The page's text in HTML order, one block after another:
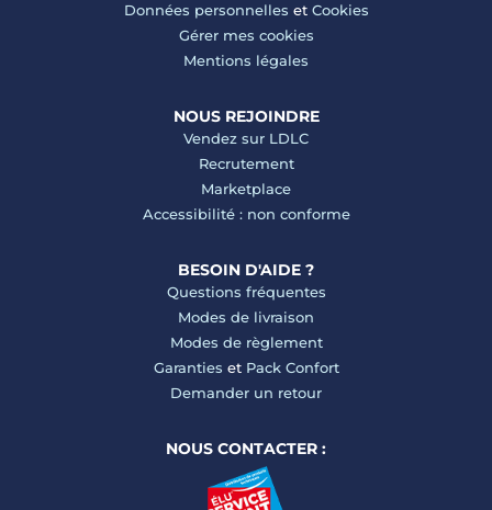
Données personnelles et Cookies
Gérer mes cookies
Mentions légales
NOUS REJOINDRE
Vendez sur LDLC
Recrutement
Marketplace
Accessibilité : non conforme
BESOIN D'AIDE ?
Questions fréquentes
Modes de livraison
Modes de règlement
Garanties et Pack Confort
Demander un retour
NOUS CONTACTER :